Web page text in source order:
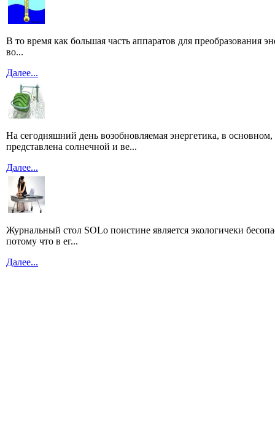
В то время как большая часть аппаратов для преобразования
во...
Далее...
На сегодняшний день возобновляемая энергетика, в основном,
представлена солнечной и ве...
Далее...
Журнальный стол SOLo поистине является экологичеки
потому что в ег...
Далее...